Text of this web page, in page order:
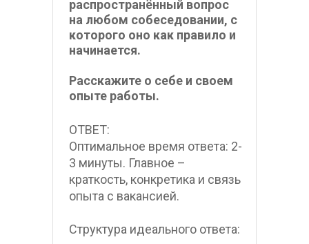
распространённый вопрос
на любом собеседовании, с
которого оно как правило и
начинается.
Расскажите о себе и своем
опыте работы.
ОТВЕТ:
Оптимальное время ответа: 2-
3 минуты. Главное –
краткость, конкретика и связь
опыта с вакансией.
Структура идеального ответа: